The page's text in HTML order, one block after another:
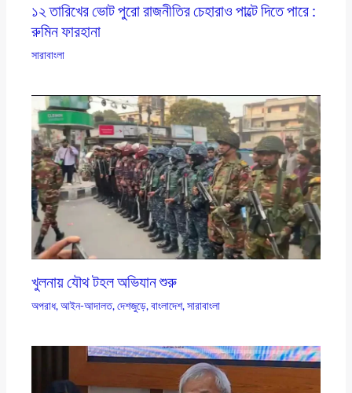
১২ তারিখের ভোট পুরো রাজনীতির চেহারাও পাল্টে দিতে পারে :
রুমিন ফারহানা
সারাবাংলা
খুলনায় যৌথ টহল অভিযান শুরু
অপরাধ,আইন-আদালত,দেশজুড়ে,বাংলাদেশ,সারাবাংলা